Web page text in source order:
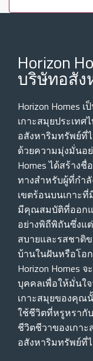
Horizon
บริษัทอสัง
Horizon Homes
เกาะสมุยประเทศ
อสังหาริมทรัพย์ที่
ด้วยความมุ่งมั่นอ
Homes ได้สร้าง
ทางสําหรับผู้ที่กํา
เขตร้อนบนเกาะ
มีคุณสมบัติที่ออกแ
อย่างพิถีพิถันซึ่งแ
สบายและรสชาติ
บ้านในฝันหรือโอ
Horizon Homes
บุคคลเพื่อให้มั่นใ
เกาะสมุยของคุณ
ใช้ชีวิตที่หรูหรากั
ชีวิตชีวาของเกา
อสังหาริมทรัพย์ที่